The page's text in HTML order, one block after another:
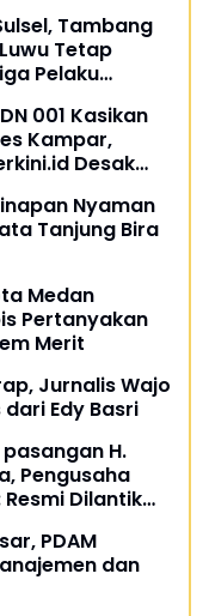
Tambang
Tetap
001 Kasikan
Kampar,
Desak
Nyaman
Tanjung Bira
Medan
Pertanyakan
Merit
Jurnalis Wajo
Edy Basri
H.
Pengusaha
Dilantik
PDAM
dan